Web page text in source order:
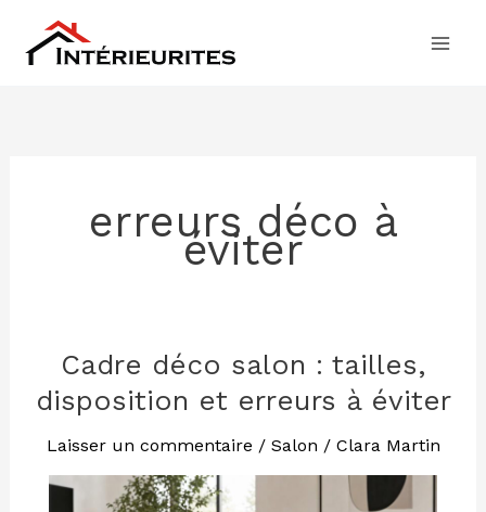
contenu
erreurs déco à
éviter
Cadre déco salon : tailles,
disposition et erreurs à éviter
Laisser un commentaire / Salon / Clara Martin
Cadre
déco
salon
tailles,
disposition